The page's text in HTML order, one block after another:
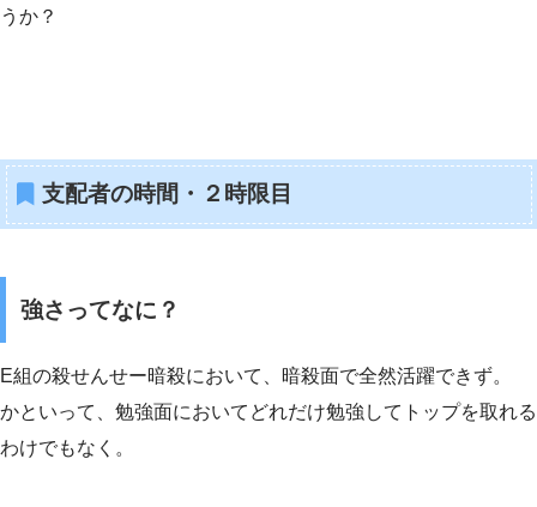
うか？
支配者の時間・２時限目
強さってなに？
E組の殺せんせー暗殺において、暗殺面で全然活躍できず。
かといって、勉強面においてどれだけ勉強してトップを取れる
わけでもなく。